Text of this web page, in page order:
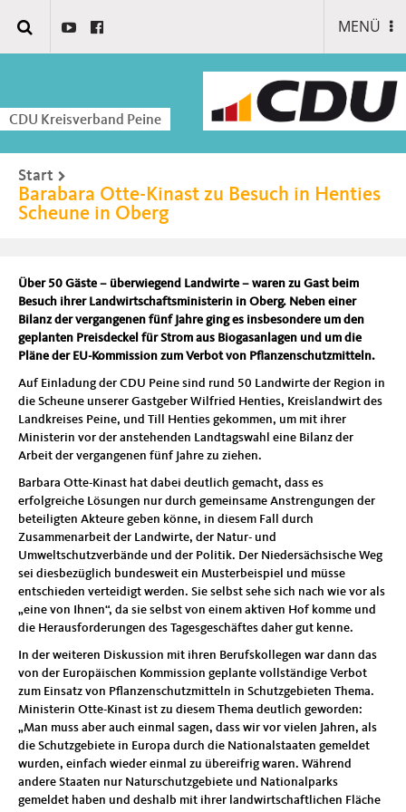
MENÜ
CDU Kreisverband Peine
Start
Barabara Otte-Kinast zu Besuch in Henties
Scheune in Oberg
Über 50 Gäste – überwiegend Landwirte – waren zu Gast beim
Besuch ihrer Landwirtschaftsministerin in Oberg. Neben einer
Bilanz der vergangenen fünf Jahre ging es insbesondere um den
geplanten Preisdeckel für Strom aus Biogasanlagen und um die
Pläne der EU-Kommission zum Verbot von Pflanzenschutzmitteln.
Auf Einladung der CDU Peine sind rund 50 Landwirte der Region in
die Scheune unserer Gastgeber Wilfried Henties, Kreislandwirt des
Landkreises Peine, und Till Henties gekommen, um mit ihrer
Ministerin vor der anstehenden Landtagswahl eine Bilanz der
Arbeit der vergangenen fünf Jahre zu ziehen.
Barbara Otte-Kinast hat dabei deutlich gemacht, dass es
erfolgreiche Lösungen nur durch gemeinsame Anstrengungen der
beteiligten Akteure geben könne, in diesem Fall durch
Zusammenarbeit der Landwirte, der Natur- und
Umweltschutzverbände und der Politik. Der Niedersächsische Weg
sei diesbezüglich bundesweit ein Musterbeispiel und müsse
entschieden verteidigt werden. Sie selbst sehe sich nach wie vor als
„eine von Ihnen“, da sie selbst von einem aktiven Hof komme und
die Herausforderungen des Tagesgeschäftes daher gut kenne.
In der weiteren Diskussion mit ihren Berufskollegen war dann das
von der Europäischen Kommission geplante vollständige Verbot
zum Einsatz von Pflanzenschutzmitteln in Schutzgebieten Thema.
Ministerin Otte-Kinast ist zu diesem Thema deutlich geworden:
„Man muss aber auch einmal sagen, dass wir vor vielen Jahren, als
die Schutzgebiete in Europa durch die Nationalstaaten gemeldet
wurden, einfach wieder einmal zu übereifrig waren. Während
andere Staaten nur Naturschutzgebiete und Nationalparks
gemeldet haben und deshalb mit ihrer landwirtschaftlichen Fläche